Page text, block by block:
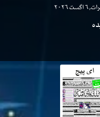
۲۰۲۶
ای پیج